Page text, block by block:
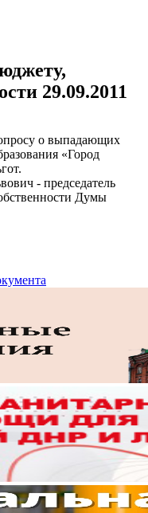
29.09.2011
о выпадающих
«Город
- председатель
Думы